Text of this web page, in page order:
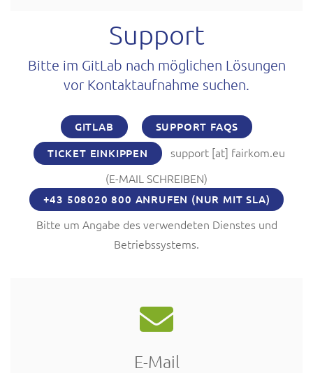
Support
Bitte im GitLab nach möglichen Lösungen
vor Kontaktaufnahme suchen.
GITLAB
SUPPORT FAQS
TICKET EINKIPPEN
support[at] fairkom.eu
(E-MAIL SCHREIBEN)
+43 508020 800 ANRUFEN (NUR MIT SLA)
Bitte um Angabe des verwendeten Dienstes und
Betriebssystems.
E-Mail